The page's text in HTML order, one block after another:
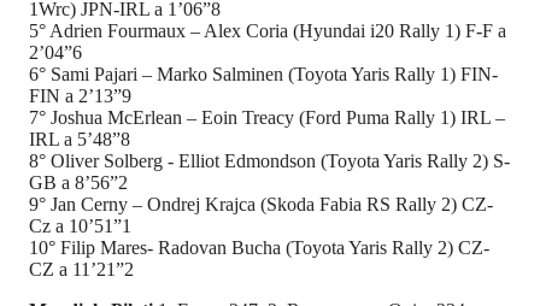
1Wrc) JPN-IRL a 1’06”8
5° Adrien Fourmaux – Alex Coria (Hyundai i20 Rally 1) F-F a
2’04”6
6° Sami Pajari – Marko Salminen (Toyota Yaris Rally 1) FIN-
FIN a 2’13”9
7° Joshua McErlean – Eoin Treacy (Ford Puma Rally 1) IRL –
IRL a 5’48”8
8° Oliver Solberg - Elliot Edmondson (Toyota Yaris Rally 2) S-
GB a 8’56”2
9° Jan Cerny – Ondrej Krajca (Skoda Fabia RS Rally 2) CZ-
Cz a 10’51”1
10° Filip Mares- Radovan Bucha (Toyota Yaris Rally 2) CZ-
CZ a 11’21”2